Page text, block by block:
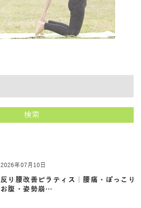
検索
2026年07月10日
反り腰改善ピラティス｜腰痛・ぽっこり
お腹・姿勢崩…